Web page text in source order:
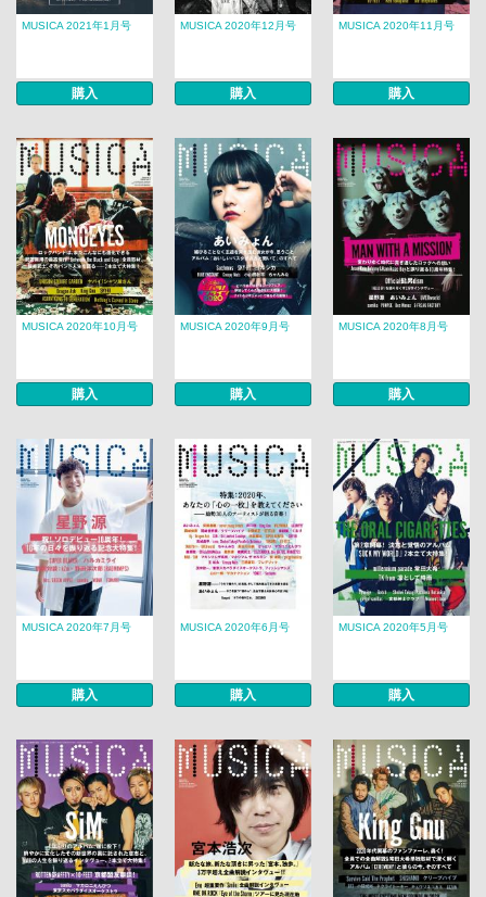
MUSICA 2021年1月号
購入
MUSICA 2020年12月号
購入
MUSICA 2020年11月号
購入
MUSICA 2020年10月号
購入
MUSICA 2020年9月号
購入
MUSICA 2020年8月号
購入
MUSICA 2020年7月号
購入
MUSICA 2020年6月号
購入
MUSICA 2020年5月号
購入